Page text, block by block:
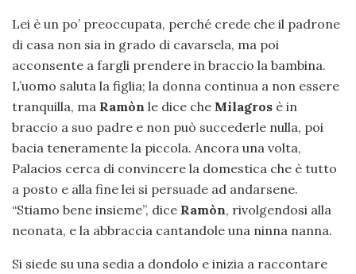
Lei è un po’ preoccupata, perché crede che il padrone
di casa non sia in grado di cavarsela, ma poi
acconsente a fargli prendere in braccio la bambina.
L’uomo saluta la figlia; la donna continua a non essere
tranquilla, ma Ramòn le dice che Milagros è in
braccio a suo padre e non può succederle nulla, poi
bacia teneramente la piccola. Ancora una volta,
Palacios cerca di convincere la domestica che è tutto
a posto e alla fine lei si persuade ad andarsene.
“Stiamo bene insieme”, dice Ramòn, rivolgendosi alla
neonata, e la abbraccia cantandole una ninna nanna.
Si siede su una sedia a dondolo e inizia a raccontare